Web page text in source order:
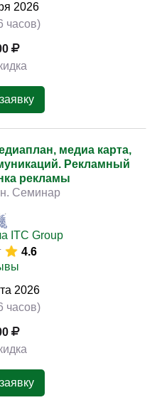
2026
часов)
медиа карта,
Рекламный
рекламы
Семинар
ITC Group
4.6
2026
часов)